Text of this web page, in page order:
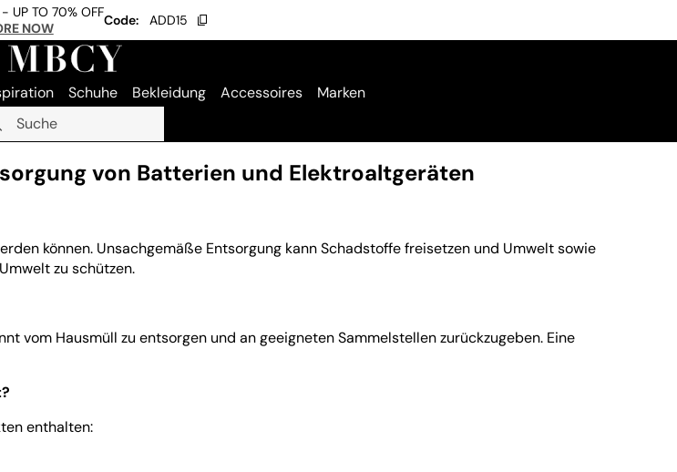
UP TO 70% OFF
NOW
Code: ADD15
Schuhe Bekleidung Accessoires
Marken
Suche
von Batterien und Elektroaltgeräten
können. Unsachgemäße Entsorgung kann Schadstoffe freisetzen und Umwelt sowie
zu schützen.
Hausmüll zu entsorgen und an geeigneten Sammelstellen zurückzugeben. Eine
enthalten: